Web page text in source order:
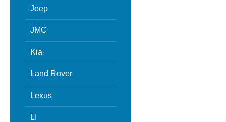
Jeep
JMC
Kia
Land Rover
Lexus
LI